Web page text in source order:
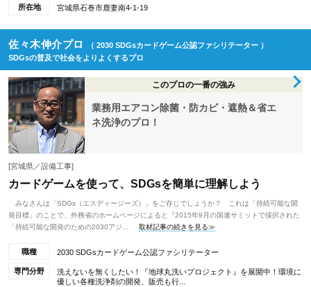
所在地 宮城県石巻市鹿妻南4-1-19
佐々木伸介プロ
（ 2030 SDGsカードゲーム公認ファシリテーター ）
SDGsの普及で社会をよりよくするプロ
このプロの一番の強み
業務用エアコン除菌・防カビ・遮熱＆省エ
ネ洗浄のプロ！
[宮城県／設備工事]
カードゲームを使って、SDGsを簡単に理解しよう
みなさんは「SDGs（エスディージーズ）」をご存じでしょうか？ これは「持続可能な開
発目標」のことで、外務省のホームページによると『2015年9月の国連サミットで採択された
「持続可能な開発のための2030アジ...
取材記事の続きを見る≫
職種 2030 SDGsカードゲーム公認ファシリテーター
専門分野
洗えないを無くしたい！『地球丸洗いプロジェクト』を展開中！環境に
優しい各種洗浄剤の開発、販売も行...